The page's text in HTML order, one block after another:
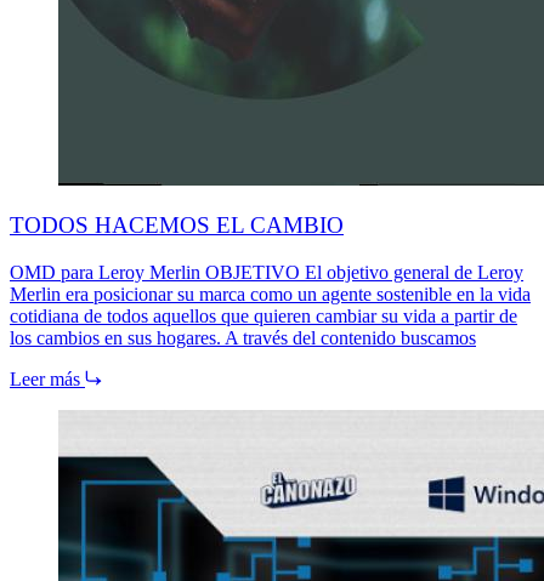
TODOS HACEMOS EL CAMBIO
OMD para Leroy Merlin OBJETIVO El objetivo general de Leroy
Merlin era posicionar su marca como un agente sostenible en la vida
cotidiana de todos aquellos que quieren cambiar su vida a partir de
los cambios en sus hogares. A través del contenido buscamos
Leer más